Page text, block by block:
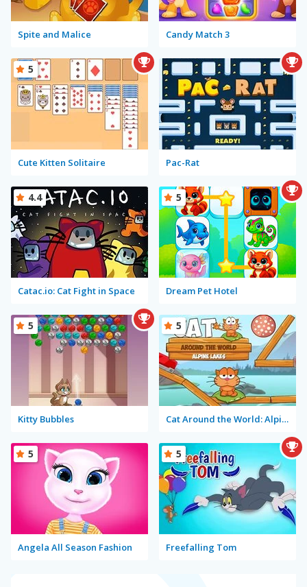
Spite and Malice Candy Match 3
Cute Kitten Solitaire
5
Pac-Rat
Catac.io: Cat Fight in Space
4.4
Dream Pet Hotel
5
Kitty Bubbles
5
Cat Around the World: Alpine Lakes
5
Angela All Season Fashion
5
Freefalling Tom
5